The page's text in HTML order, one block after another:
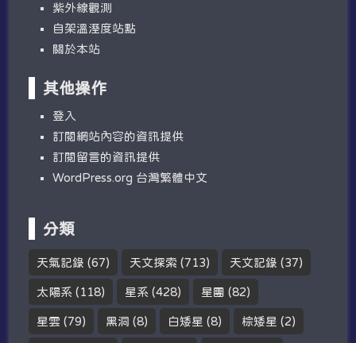
紫外線觀測
自架溫溼度站點
關於本站
其他操作
登入
訂閱網站內容的資訊提供
訂閱留言的資訊提供
WordPress.org 台灣繁體中文
分類
天氣記錄 (67) 天文探索 (713) 天文記錄 (37)
太陽系 (118) 星系 (428) 星團 (82)
星雲 (79) 黑洞 (8) 白矮星 (8) 棕矮星 (2)